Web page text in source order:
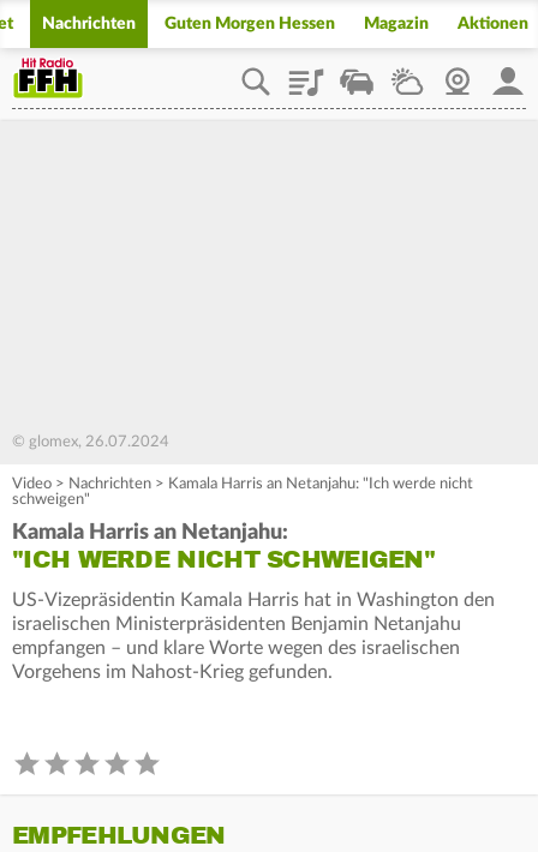
Nachrichten Guten Morgen Hessen Magazin Aktionen
PlaylistStaupilotWetterWebcam
© glomex, 26.07.2024
Video > Nachrichten > Kamala Harris an Netanjahu: "Ich werde nicht
schweigen"
Kamala Harris an Netanjahu:
"ICH WERDE NICHT SCHWEIGEN"
US-Vizepräsidentin Kamala Harris hat in Washington den
israelischen Ministerpräsidenten Benjamin Netanjahu
empfangen – und klare Worte wegen des israelischen
Vorgehens im Nahost-Krieg gefunden.
EMPFEHLUNGEN